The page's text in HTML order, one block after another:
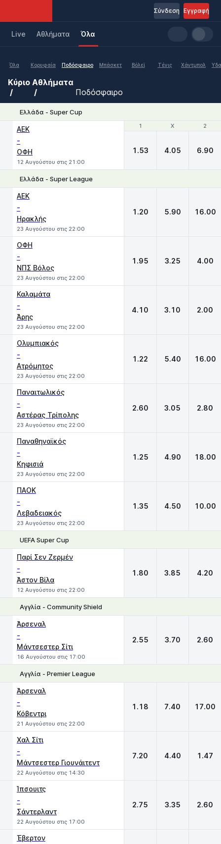
Εγγραφή
Σύνδεση
Live Aθλήματα Όλα
Όλα Κορυφαία Ποδόσφαιρο Μπάσκετ Βόλεϊ Τένις Χάντμπολ
Κύριο Αθλήματα
Ποδόσφαιρο
Ελλάδα - Super Cup
1 X 2
ΑΕΚ
-
ΟΦΗ
12 Αυγούστου στις 21:00
1 X 2
1.53 4.05 6.90
Ελλάδα - Super League
ΑΕΚ
-
Ηρακλής
23 Αυγούστου στις 22:00
1.20 5.90 16.00
ΟΦΗ
-
ΝΠΣ Βόλος
23 Αυγούστου στις 22:00
1.95 3.25 4.00
Καλαμάτα
-
Άρης
23 Αυγούστου στις 22:00
4.10 3.10 2.00
Ολυμπιακός
-
Ατρόμητος
23 Αυγούστου στις 22:00
1.22 5.40 16.00
Παναιτωλικός
-
Αστέρας Τρίπολης
23 Αυγούστου στις 22:00
2.60 3.05 2.80
Παναθηναϊκός
-
Κηφισιά
23 Αυγούστου στις 22:00
1.25 4.90 18.00
ΠΑΟΚ
-
Λεβαδειακός
23 Αυγούστου στις 22:00
1.35 4.50 10.00
UEFA Super Cup
Παρί Σεν Ζερμέν
-
Άστον Βίλα
12 Αυγούστου στις 22:00
1.80 3.85 4.20
Αγγλία - Community Shield
Άρσεναλ
-
Μάντσεστερ Σίτι
16 Αυγούστου στις 17:00
2.55 3.70 2.60
Αγγλία - Premier League
Άρσεναλ
-
Κόβεντρι
21 Αυγούστου στις 22:00
1.18 7.40 17.00
Χαλ Σίτι
-
Μάντσεστερ Γιουνάιτεντ
22 Αυγούστου στις 14:30
7.20 4.40 1.47
Ίπσουιτς
-
Σάντερλαντ
22 Αυγούστου στις 17:00
2.75 3.35 2.60
Έβερτον